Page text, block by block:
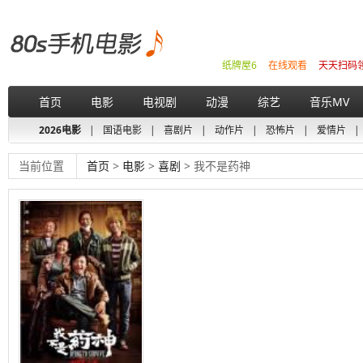
天天扫码
在线观看
纸牌屋6
首页 电影 电视剧 动漫 综艺 音乐MV
2026电影 | 国语电影 | 喜剧片 | 动作片 | 恐怖片 | 爱情片 |
当前位置 首页 > 电影 > 喜剧 > 我不是药神